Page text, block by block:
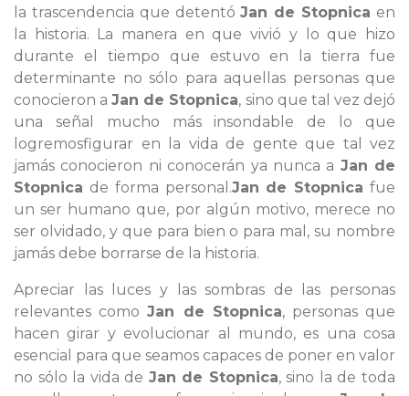
la trascendencia que detentóJan de Stopnica en
la historia. La manera en que vivió y lo que hizo
durante el tiempo que estuvo en la tierra fue
determinante no sólo para aquellas personas que
conocieron aJan de Stopnica, sino que tal vez dejó
una señal mucho más insondable de lo que
logremosfigurar en la vida de gente que tal vez
jamás conocieron ni conocerán ya nunca a Jan de
Stopnica de forma personal.Jan de Stopnica fue
un ser humano que, por algún motivo, merece no
ser olvidado, y que para bien o para mal, su nombre
jamás debe borrarse de la historia.
Apreciar las luces y las sombras de las personas
relevantes comoJan de Stopnica, personas que
hacen girar y evolucionar al mundo, es una cosa
esencial para que seamos capaces de poner en valor
no sólo la vida de Jan de Stopnica, sino la de toda